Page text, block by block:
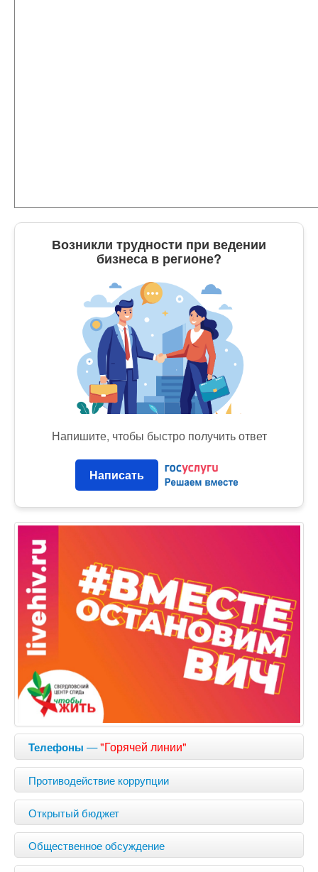
Возникли трудности при ведении
бизнеса в регионе?
Напишите, чтобы быстро получить ответ
Написать
Телефоны —"Горячей линии"
Противодействие коррупции
Открытый бюджет
Общественное обсуждение